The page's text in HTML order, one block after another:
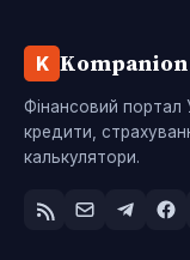
K Kompanion
Фінансовий портал
кредити,
калькулятори.